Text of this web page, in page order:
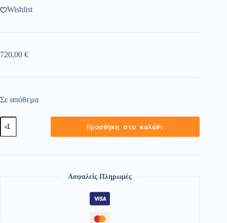
Wishlist
720,00 €
Σε απόθεμα
Προσθήκη στο καλάθι
Ασφαλείς Πληρωμές